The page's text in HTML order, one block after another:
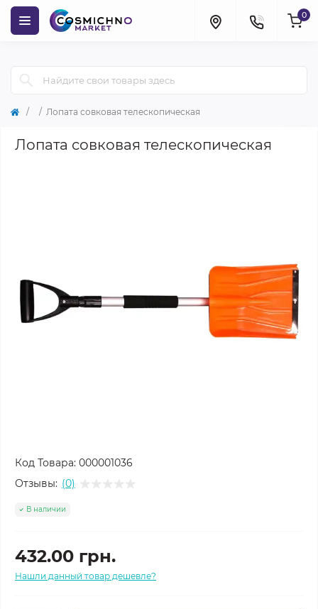
0
Лопата совковая телескопическая
Лопата совковая телескопическая
Код Товара: 000001036
Отзывы: (0)
В наличии
432.00 грн.
Нашли данный товар дешевле?